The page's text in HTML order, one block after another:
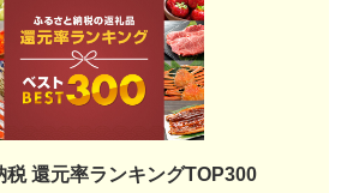
税 還元率ランキングTOP300